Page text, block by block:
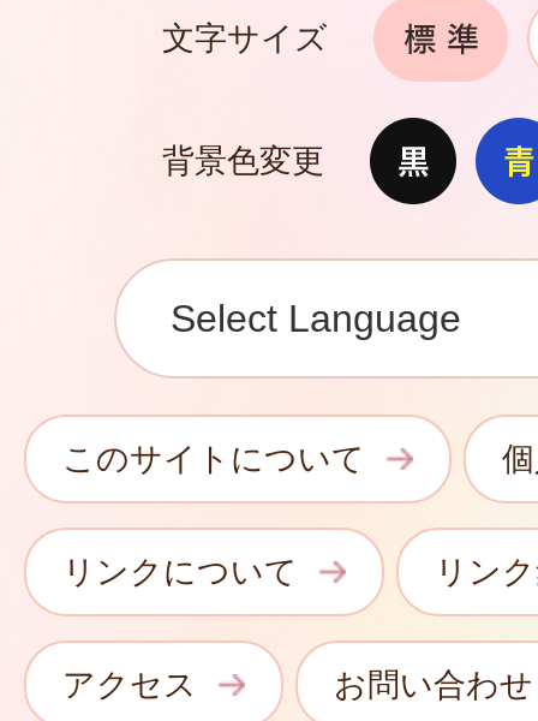
文字サイズ
背景色変更
このサイトについて
リンクについて リン
アクセス お問い合わせ